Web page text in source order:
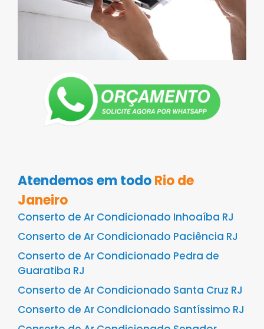
Atendemos em todoRio de
Janeiro
Conserto de Ar Condicionado Inhoaíba RJ
Conserto de Ar Condicionado Paciência RJ
Conserto de Ar Condicionado Pedra de
Guaratiba RJ
Conserto de Ar Condicionado Santa Cruz RJ
Conserto de Ar Condicionado Santíssimo RJ